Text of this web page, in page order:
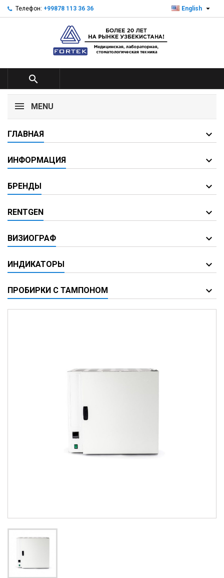
Телефон: +99878 113 36 36 English 

MENU
ГЛАВНАЯ
ИНФОРМАЦИЯ
БРЕНДЫ
RENTGEN
ВИЗИОГРАФ
ИНДИКАТОРЫ
ПРОБИРКИ С ТАМПОНОМ